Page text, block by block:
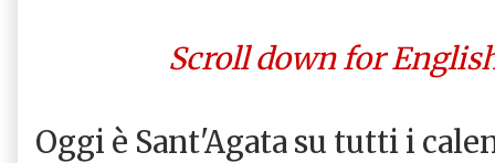
Scroll down for English
Oggi è Sant'Agata su tutti i